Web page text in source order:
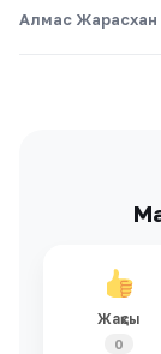
Алмас Жарасхан
Жақсы
0